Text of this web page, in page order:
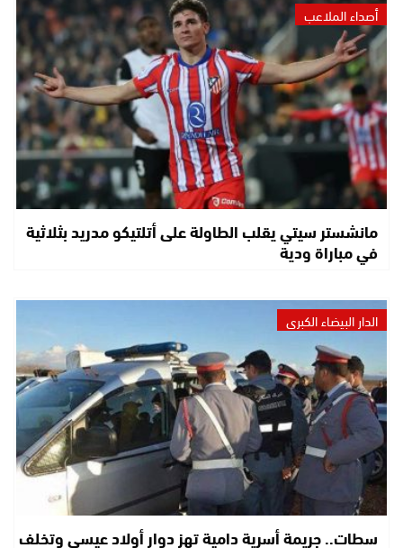
أصداء الملاعب
مانشستر سيتي يقلب الطاولة على أتلتيكو مدريد بثلاثية
في مباراة ودية
الدار البيضاء الكبرى
سطات.. جريمة أسرية دامية تهز دوار أولاد عيسى وتخلف